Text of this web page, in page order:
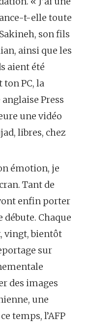
t-elle toute
son fils
ainsi que les
aient été
PC, la
Press
une vidéo
libres, chez
émotion, je
Tant de
enfin porter
Chaque
vingt, bientôt
sur
des images
une
temps, l’AFP